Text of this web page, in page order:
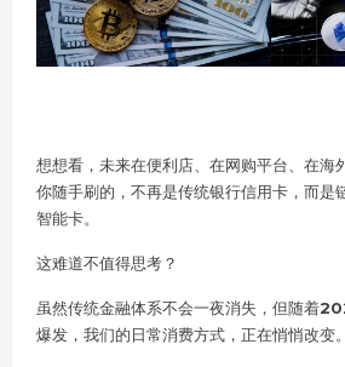
想想看，未来在便利店、在网购平台、在海
你随手刷的，不再是传统银行信用卡，而是
智能卡。
这难道不值得思考？
虽然传统金融体系不会一夜消失，但随着
爆发，我们的日常消费方式，正在悄悄改变。